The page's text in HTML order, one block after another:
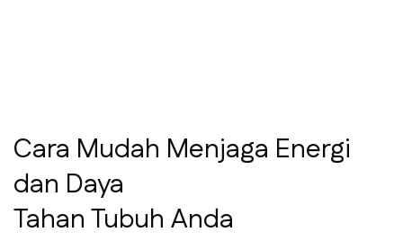
Cara Mudah Menjaga Energi
dan Daya
Tahan Tubuh Anda